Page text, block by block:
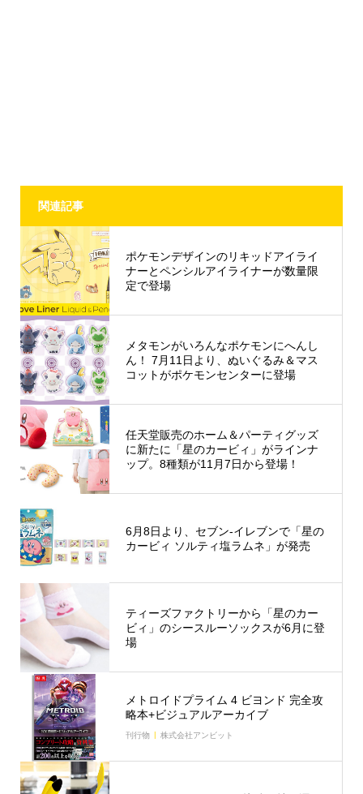
関連記事
ポケモンデザインのリキッドアイライ
ナーとペンシルアイライナーが数量限
定で登場
メタモンがいろんなポケモンにへんし
ん！ 7月11日より、ぬいぐるみ＆マス
コットがポケモンセンターに登場
任天堂販売のホーム＆パーティグッズ
に新たに「星のカービィ」がラインナ
ップ。8種類が11月7日から登場！
6月8日より、セブン-イレブンで「星の
カービィ ソルティ塩ラムネ」が発売
ティーズファクトリーから「星のカー
ビィ」のシースルーソックスが6月に登
場
メトロイドプライム 4 ビヨンド 完全攻
略本+ビジュアルアーカイブ
刊行物 株式会社アンビット